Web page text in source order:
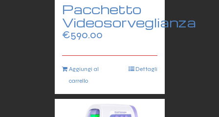
Pacchetto
Videosorveglianza
€590.00
Aggiungi al
carrello
Dettagli